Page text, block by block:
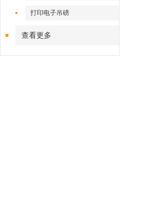
打印电子吊磅
查看更多